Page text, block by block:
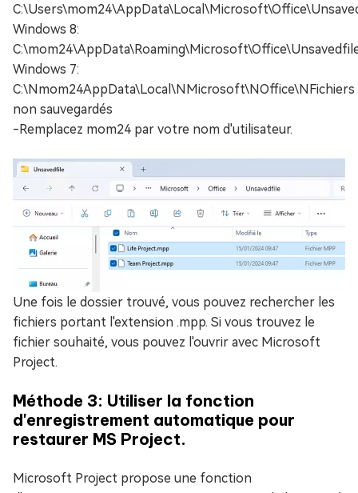
Windows 8:
Windows 7:
C:\Nmom24AppData\Local\NMicrosoft\NOffice\NFichiers
non sauvegardés
-Remplacez mom24 par votre nom d'utilisateur.
Une fois le dossier trouvé, vous pouvez rechercher les
fichiers portant l'extension .mpp. Si vous trouvez le
fichier souhaité, vous pouvez l'ouvrir avec Microsoft
Project.
Méthode 3: Utiliser la fonction
d'enregistrement automatique pour
restaurer MS Project.
Microsoft Project propose une fonction